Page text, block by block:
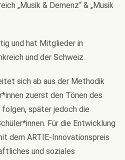
„Musik & Demenz“ & „Musik
und hat Mitglieder in
und der Schweiz.
sich ab aus der Methodik
zuerst den Tönen des
später jedoch die
Für die Entwicklung
dem ARTIE-Innovationspreis
und soziales